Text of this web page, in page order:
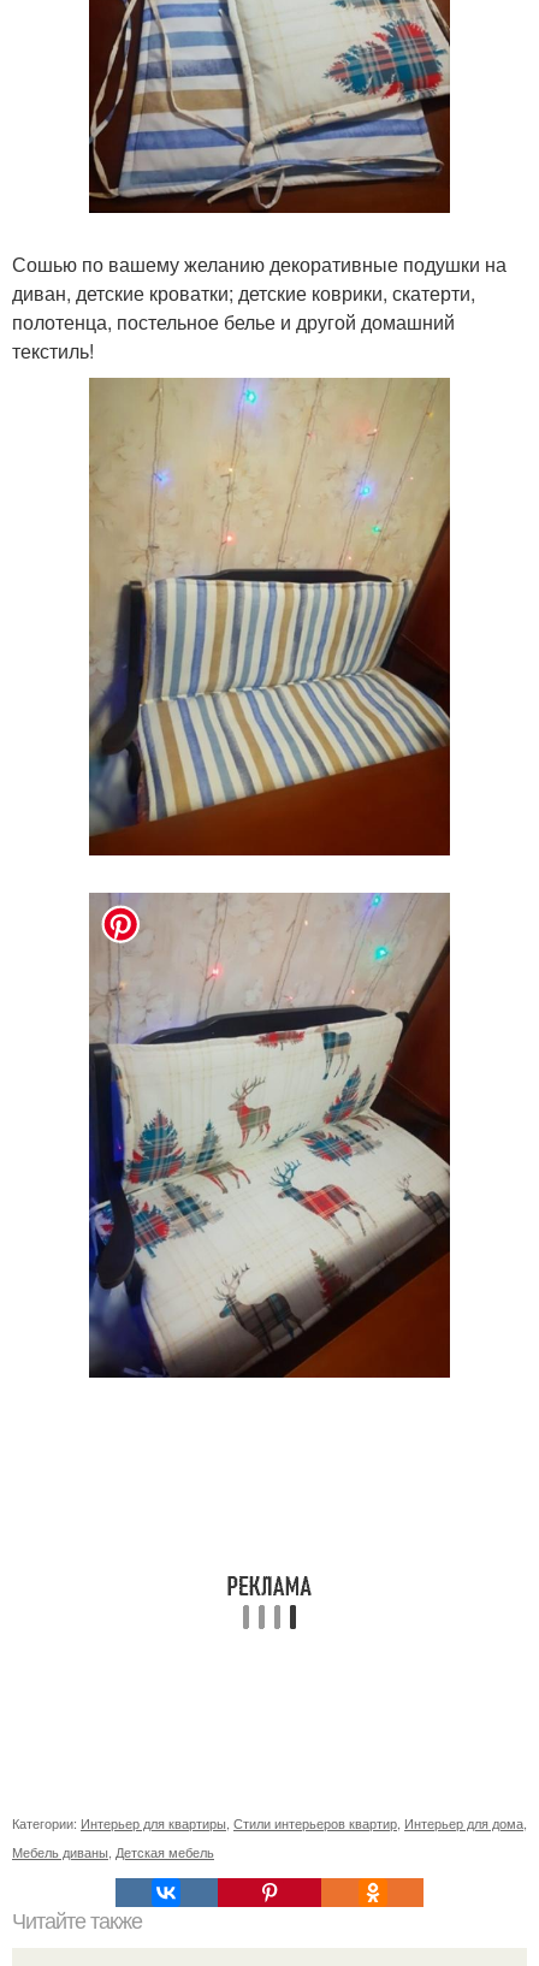
Сошью по вашему желанию декоративные подушки на
диван, детские кроватки; детские коврики, скатерти,
полотенца, постельное белье и другой домашний
текстиль!
Категории: Интерьер для квартиры Стили интерьеров квартир Интерьер для дома
Мебель диваны Детская мебель
Читайте также